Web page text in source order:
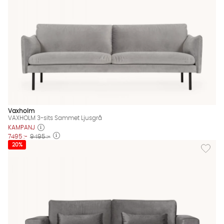
Vaxholm
VAXHOLM 3-sits Sammet Ljusgrå
KAMPANJ
7495 :- 9495 :-
Lägg
20%